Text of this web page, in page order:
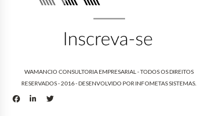
WAMANCIO CONSULTORIA EMPRESARIAL - TODOS OS DIREITOS
RESERVADOS - 2016 - DESENVOLVIDO POR INFOMETAS SISTEMAS